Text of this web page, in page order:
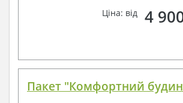
Ціна: від
4
Пакет "Комфортний